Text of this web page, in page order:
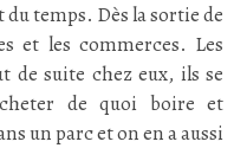
temps. Dès la sortie de
et les commerces. Les
de suite chez eux, ils se
de quoi boire et
un parc et on en a aussi